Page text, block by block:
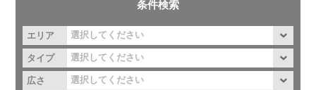
条件検索
エリア
タイプ
広さ